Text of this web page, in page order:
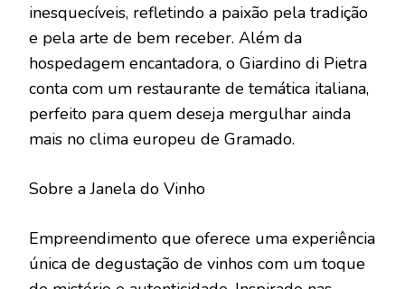
inesquecíveis, refletindo a paixão pela tradição
e pela arte de bem receber. Além da
hospedagem encantadora, o Giardino di Pietra
conta com um restaurante de temática italiana,
perfeito para quem deseja mergulhar ainda
mais no clima europeu de Gramado.
Sobre a Janela do Vinho
Empreendimento que oferece uma experiência
única de degustação de vinhos com um toque